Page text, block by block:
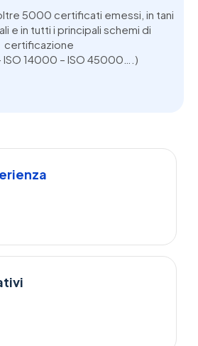
5000 certificati emessi, in tani
e in tutti i principali schemi di
certificazione
ISO 14000 – ISO 45000….)